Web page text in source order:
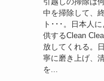
中を掃除して、
ト･･･。日本人
供するClean
放してくれる。
寧に磨き上げ、
を...